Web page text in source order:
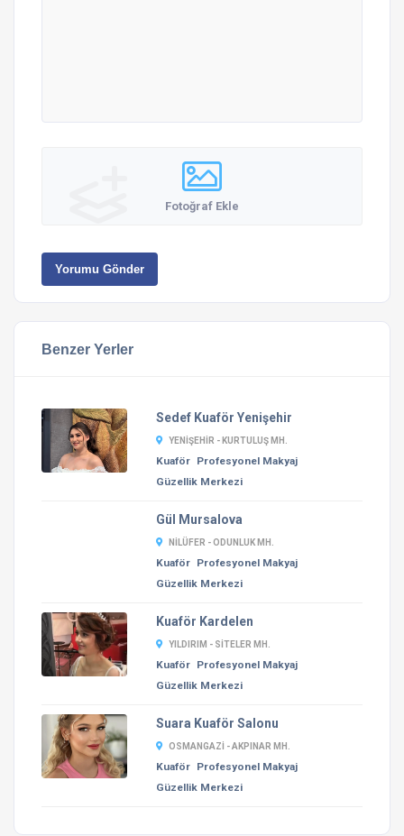
Fotoğraf Ekle
Yorumu Gönder
Benzer Yerler
Sedef Kuaför Yenişehir
YENIŞEHIR - KURTULUŞ MH.
Kuaför Profesyonel Makyaj
Güzellik Merkezi
Gül Mursalova
NILÜFER - ODUNLUK MH.
Kuaför Profesyonel Makyaj
Güzellik Merkezi
Kuaför Kardelen
YILDIRIM - SITELER MH.
Kuaför Profesyonel Makyaj
Güzellik Merkezi
Suara Kuaför Salonu
OSMANGAZI - AKPINAR MH.
Kuaför Profesyonel Makyaj
Güzellik Merkezi